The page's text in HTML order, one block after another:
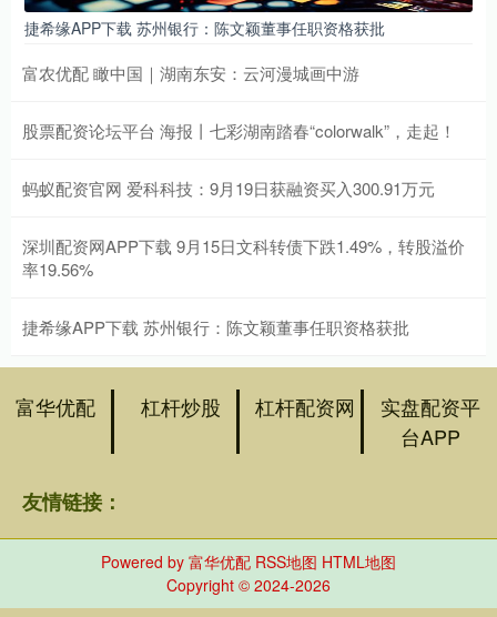
捷希缘APP下载 苏州银行：陈文颖董事任职资格获批
富农优配 瞰中国｜湖南东安：云河漫城画中游
股票配资论坛平台 海报丨七彩湖南踏春“colorwalk”，走起！
蚂蚁配资官网 爱科科技：9月19日获融资买入300.91万元
深圳配资网APP下载 9月15日文科转债下跌1.49%，转股溢价
率19.56%
捷希缘APP下载 苏州银行：陈文颖董事任职资格获批
富华优配 杠杆炒股 杠杆配资网
实盘配资平
台APP
友情链接：
Powered by 富华优配 RSS地图 HTML地图
Copyright © 2024-2026